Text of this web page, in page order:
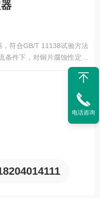
符合GB/T 11138试验方法
条件下，对铜片腐蚀性定性
电话咨询